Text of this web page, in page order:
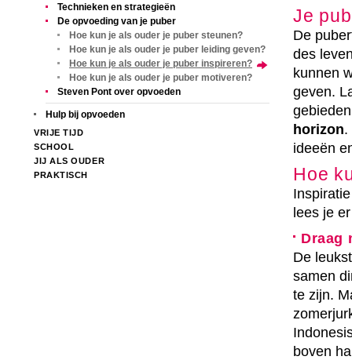
Technieken en strategieën
De opvoeding van je puber
Hoe kun je als ouder je puber steunen?
Hoe kun je als ouder je puber leiding geven?
Hoe kun je als ouder je puber inspireren?
Hoe kun je als ouder je puber motiveren?
Steven Pont over opvoeden
Hulp bij opvoeden
VRIJE TIJD
SCHOOL
JIJ ALS OUDER
PRAKTISCH
Je
De
des
kunnen
geven.
horizon.
ideeën
Hoe
lees je
Draag
De
samen
te zijn.
boven